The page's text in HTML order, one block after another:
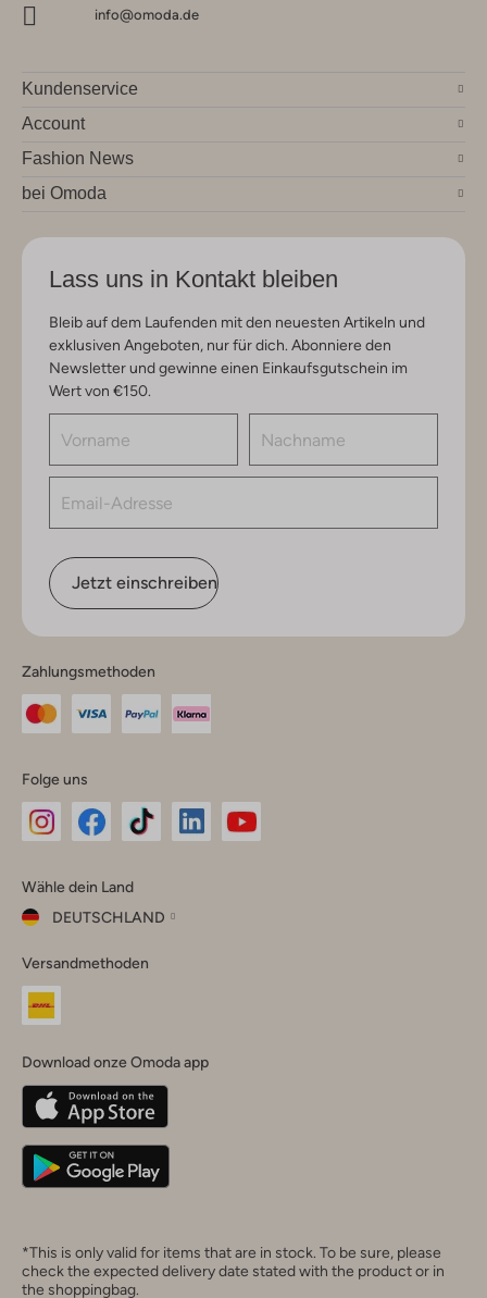
info@omoda.de
Kundenservice
Account
Fashion News
bei Omoda
Lass uns in Kontakt bleiben
Bleib auf dem Laufenden mit den neuesten Artikeln und
exklusiven Angeboten, nur für dich. Abonniere den
Newsletter und gewinne einen Einkaufsgutschein im
Wert von €150.
Jetzt einschreiben
Zahlungsmethoden
Folge uns
Instagram
Facebook
TikTok
Wähle dein Land
DEUTSCHLAND
dein
Land
Belgique(Français)
Deutschland
Versandmethoden
Download onze Omoda app
*This is only valid for items that are in stock. To be sure, please
check the expected delivery date stated with the product or in
the shoppingbag.